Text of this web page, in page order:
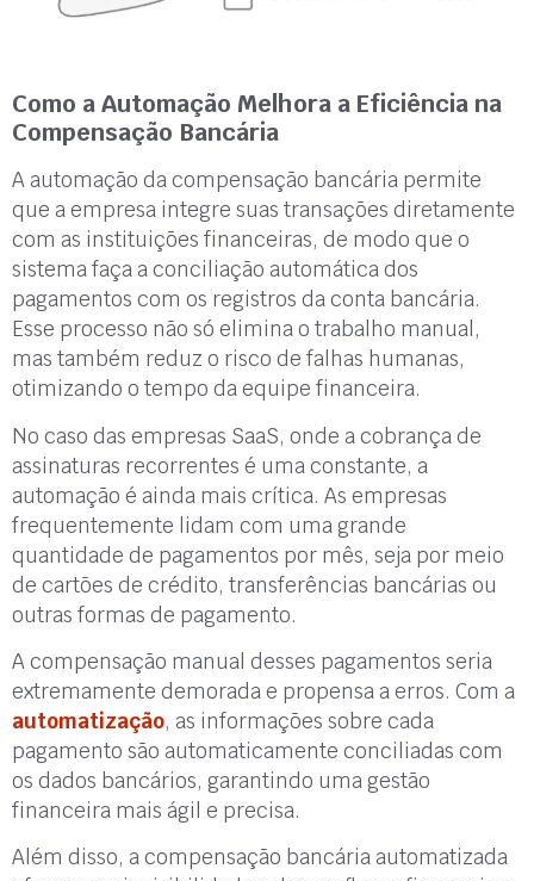
Como a Automação Melhora a Eficiência na
Compensação Bancária
A automação da compensação bancária permite
que a empresa integre suas transações diretamente
com as instituições financeiras, de modo que o
sistema faça a conciliação automática dos
pagamentos com os registros da conta bancária.
Esse processo não só elimina o trabalho manual,
mas também reduz o risco de falhas humanas,
otimizando o tempo da equipe financeira.
No caso das empresas SaaS, onde a cobrança de
assinaturas recorrentes é uma constante, a
automação é ainda mais crítica. As empresas
frequentemente lidam com uma grande
quantidade de pagamentos por mês, seja por meio
de cartões de crédito, transferências bancárias ou
outras formas de pagamento.
A compensação manual desses pagamentos seria
extremamente demorada e propensa a erros. Com a
automatização, as informações sobre cada
pagamento são automaticamente conciliadas com
os dados bancários, garantindo uma gestão
financeira mais ágil e precisa.
Além disso, a compensação bancária automatizada